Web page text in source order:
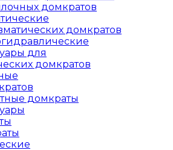
домкратов
домкратов
для
домкратов
домкраты